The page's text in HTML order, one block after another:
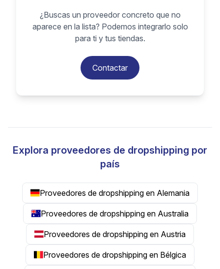
¿Buscas un proveedor concreto que no
aparece en la lista? Podemos integrarlo solo
para ti y tus tiendas.
Contactar
Explora proveedores de dropshipping por
país
Proveedores de dropshipping en Alemania
Proveedores de dropshipping en Australia
Proveedores de dropshipping en Austria
Proveedores de dropshipping en Bélgica